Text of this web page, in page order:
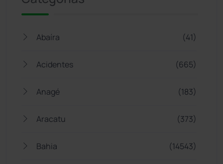
Abaíra (41)
Acidentes (665)
Anagé (183)
Aracatu (373)
Bahia (14543)